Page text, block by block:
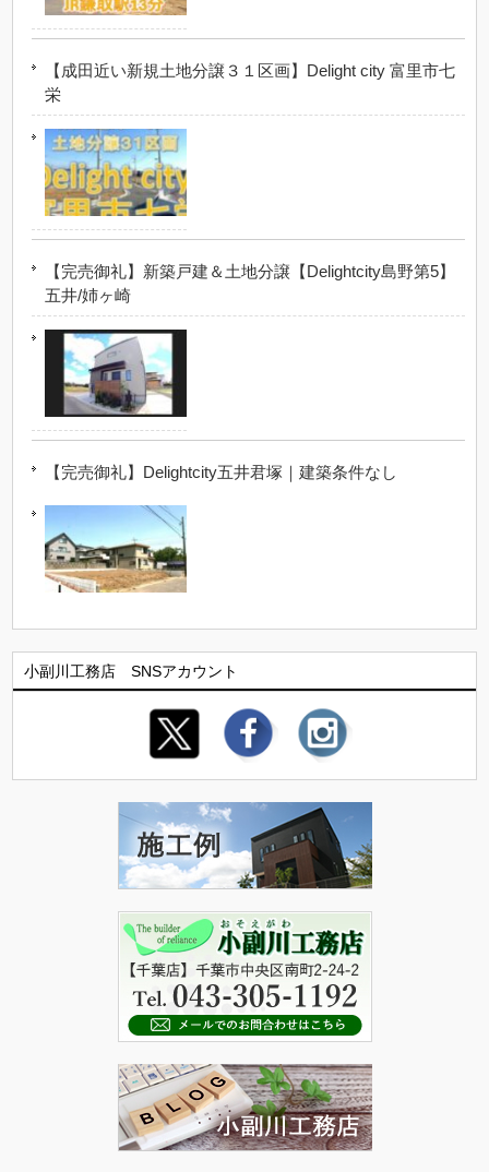
【成田近い新規土地分譲３１区画】Delight city 富里市七
栄
【完売御礼】新築戸建＆土地分譲【Delightcity島野第5】
五井/姉ヶ崎
【完売御礼】Delightcity五井君塚｜建築条件なし
小副川工務店 SNSアカウント